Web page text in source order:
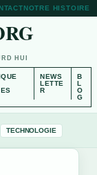
NOTRE HISTOIRE
HUI
NEWS
LETTE
R
B
L
O
G
TECHNOLOGIE